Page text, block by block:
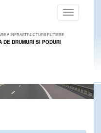
Toggle
navigation
A INFRASTRUCTURII RUTIERE
DE DRUMURI SI PODURI